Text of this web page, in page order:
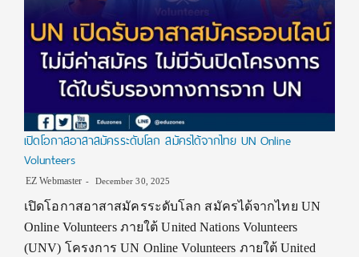
เปิดโอกาสอาสาสมัครระดับโลก สมัครได้จากไทย UN Online
Volunteers
EZ Webmaster December 30, 2025
เปิดโอกาสอาสาสมัครระดับโลก สมัครได้จากไทย UN
Online Volunteers ภายใต้ United Nations Volunteers
(UNV) โครงการ UN Online Volunteers ภายใต้ United